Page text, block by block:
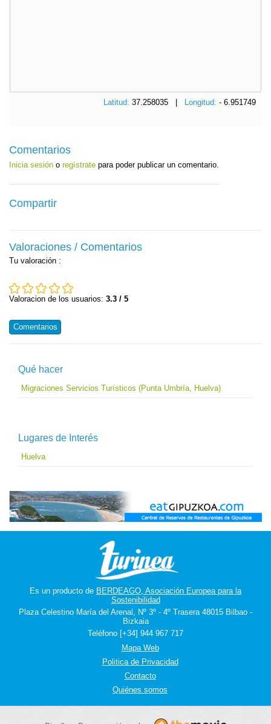
Latitud: 37.258035 | Longitud: - 6.951749
Comentarios
Inicia sesión o regístrate para poder publicar un comentario.
Compartir
Valoraciones / Comentarios
Tu valoración :
Valoracion de los usuarios: 3.3 / 5
Comentarios
Qué hacer
Migraciones Servicios Turísticos (Punta Umbría, Huelva)
Lugares de Interés
Huelva
Es un producto de BERDEAGO, Asociación Europea para la
Sostenibilidad
Plaza Celestino María del Arenal, Nº 3º - 4º Trasera 48015 Bilbao -
Bizkaia
Teléfono [+34] 944 967 717
Mapa Web
Politica de Privacidad
Contacto
Quiénes somos